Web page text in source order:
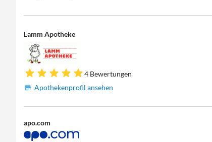
Lamm Apotheke
4 Bewertungen
Apothekenprofil ansehen
apo.com